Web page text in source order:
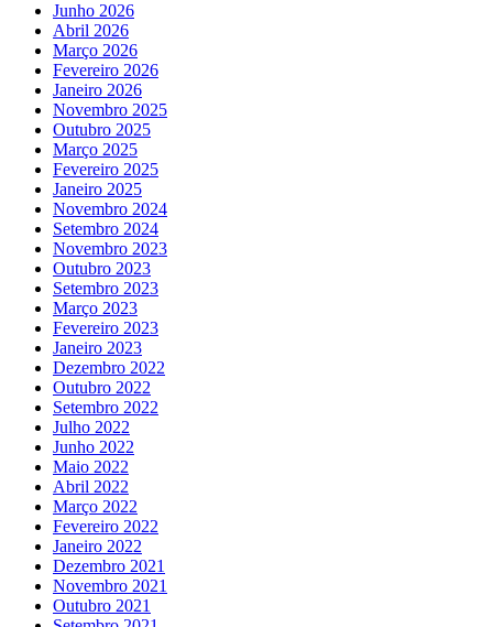
Junho 2026
Abril 2026
Março 2026
Fevereiro 2026
Janeiro 2026
Novembro 2025
Outubro 2025
Março 2025
Fevereiro 2025
Janeiro 2025
Novembro 2024
Setembro 2024
Novembro 2023
Outubro 2023
Setembro 2023
Março 2023
Fevereiro 2023
Janeiro 2023
Dezembro 2022
Outubro 2022
Setembro 2022
Julho 2022
Junho 2022
Maio 2022
Abril 2022
Março 2022
Fevereiro 2022
Janeiro 2022
Dezembro 2021
Novembro 2021
Outubro 2021